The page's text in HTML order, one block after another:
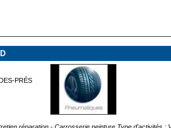
PRÉS
réparation - Carrosserie peinture Type d'activités